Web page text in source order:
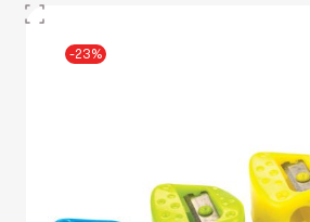
-23%